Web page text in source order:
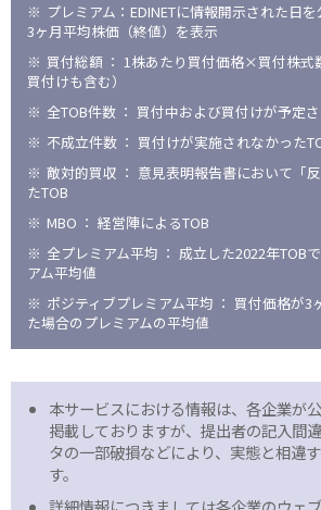
プレミアム：EDINETに情報開示された日
3ヶ月平均株価（終値）を表示
買付総額 ： 1株あたり買付価格×買付株式
買付けも含む）
全TOB件数 ： 買付中および買付けが予定
不成立件数 ： 買付けが実施されなかった
敵対的買収 ： 意見表明報告書において「
たTOB
MBO ： 経営陣によるTOB
全プレミアム平均 ： 成立した2022年TOB
アム平均値
ポジティブプレミアム平均 ： 買付価格が3
た場合のプレミアムの平均値
本サービスにおける情報は、各企業が
掲載しておりますが、提出者の記入間
タの一部破損などにより、実態と相違
す。